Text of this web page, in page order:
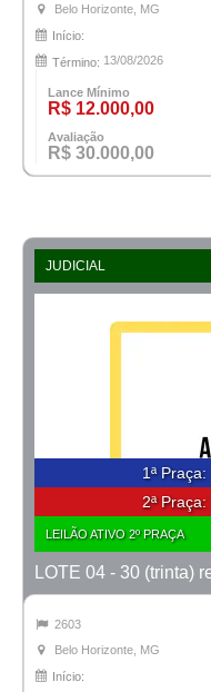
Belo Horizonte, MG
Início:
Término: 13/08/2026
Lance Mínimo
R$ 12.000,00
Avaliação
R$ 30.000,00
JUDICIAL
1ª Praça:
2ª Praça:
LEILÃO ATIVO 2º PRAÇA
2603
Belo Horizonte, MG
Início: